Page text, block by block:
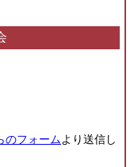
のフォームより送信し